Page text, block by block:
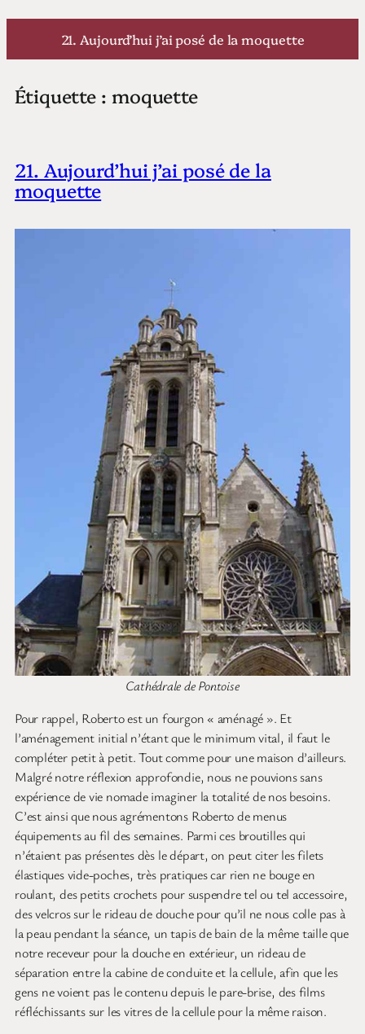
Aller
21. Aujourd’hui j’ai posé de la moquette
Étiquette : moquette
21. Aujourd’hui j’ai posé de la
moquette
Cathédrale de Pontoise
Pour rappel, Roberto est un fourgon « aménagé ». Et
l’aménagement initial n’étant que le minimum vital, il faut le
compléter petit à petit. Tout comme pour une maison d’ailleurs.
Malgré notre réflexion approfondie, nous ne pouvions sans
expérience de vie nomade imaginer la totalité de nos besoins.
C’est ainsi que nous agrémentons Roberto de menus
équipements au fil des semaines. Parmi ces broutilles qui
n’étaient pas présentes dès le départ, on peut citer les filets
élastiques vide-poches, très pratiques car rien ne bouge en
roulant, des petits crochets pour suspendre tel ou tel accessoire,
des velcros sur le rideau de douche pour qu’il ne nous colle pas à
la peau pendant la séance, un tapis de bain de la même taille que
notre receveur pour la douche en extérieur, un rideau de
séparation entre la cabine de conduite et la cellule, afin que les
gens ne voient pas le contenu depuis le pare-brise, des films
réfléchissants sur les vitres de la cellule pour la même raison.